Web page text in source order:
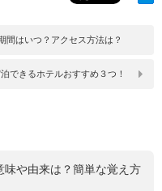
間はいつ？アクセス方法は？
できるホテルおすすめ３つ！
や由来は？簡単な覚え方